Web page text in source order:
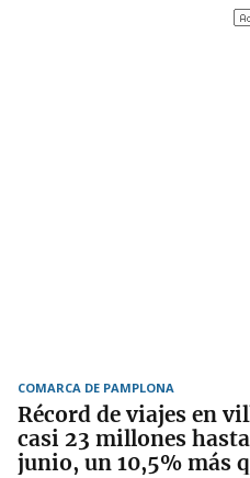
COMARCA DE PAMPLONA
Récord de viajes en
casi 23 millones
junio, un 10,5% más